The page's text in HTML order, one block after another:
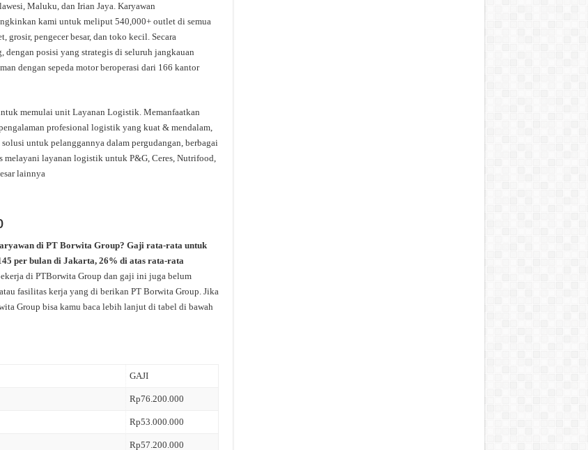
Maluku, dan Irian Jaya. Karyawan
kami untuk meliput 540,000+ outlet di semua
grosir, pengecer besar, dan toko kecil. Secara
posisi yang strategis di seluruh jangkauan
dengan sepeda motor beroperasi dari 166 kantor
memulai unit Layanan Logistik. Memanfaatkan
profesional logistik yang kuat & mendalam,
untuk pelanggannya dalam pergudangan, berbagai
layanan logistik untuk P&G, Ceres, Nutrifood,
lainnya
di PT Borwita Group? Gaji rata-rata untuk
per bulan di Jakarta, 26% di atas rata-rata
di PTBorwita Group dan gaji ini juga belum
fasilitas kerja yang di berikan PT Borwita Group. Jika
Group bisa kamu baca lebih lanjut di tabel di bawah
GAJI
Rp76.200.000
Rp53.000.000
Rp57.200.000